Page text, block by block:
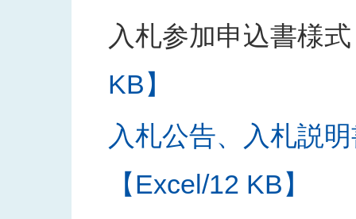
入札参加申込書様式
KB】
入札公告、入札説
【Excel/12 KB】